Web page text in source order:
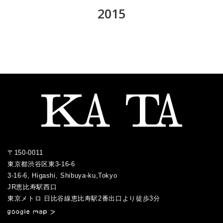
2020.06
2020.01
2019.08
2019.01
2018.09
2018.06
2018.04
2018.03
2017.11
2017.07
2017.06
2017.05
2017.04
2017.01
2016.12
2016.04
2016.03
2016.02
2015
2015.08
2015.07
〒150-0011
東京都渋谷区東3-16-6
3-16-6, Higashi, Shibuya-ku,Tokyo
JR恵比寿駅西口
／
東京メトロ 日比谷線恵比寿駅2番出口より徒歩3分